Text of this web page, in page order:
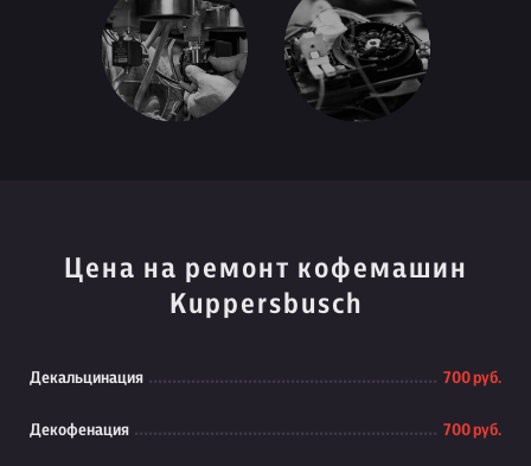
Цена на ремонт кофемашин
Kuppersbusch
Декальцинация 700 руб.
Декофенация 700 руб.